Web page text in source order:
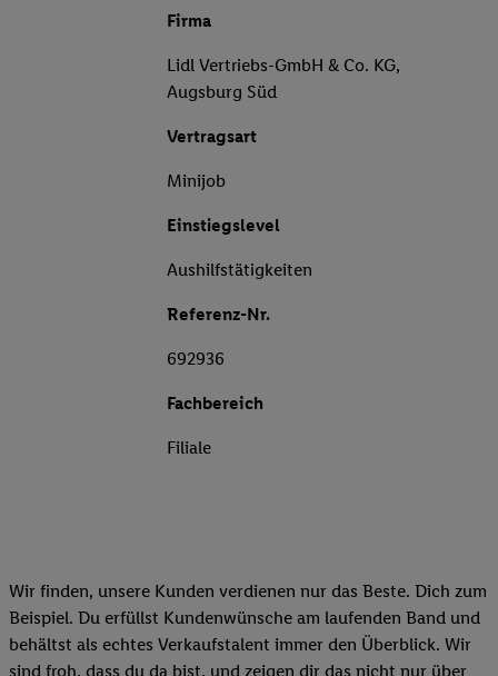
Firma
Lidl Vertriebs-GmbH & Co. KG,
Augsburg Süd
Vertragsart
Minijob
Einstiegslevel
Aushilfstätigkeiten
Referenz-Nr.
692936
Fachbereich
Filiale
Wir finden, unsere Kunden verdienen nur das Beste. Dich zum
Beispiel. Du erfüllst Kundenwünsche am laufenden Band und
behältst als echtes Verkaufstalent immer den Überblick. Wir
sind froh, dass du da bist, und zeigen dir das nicht nur über